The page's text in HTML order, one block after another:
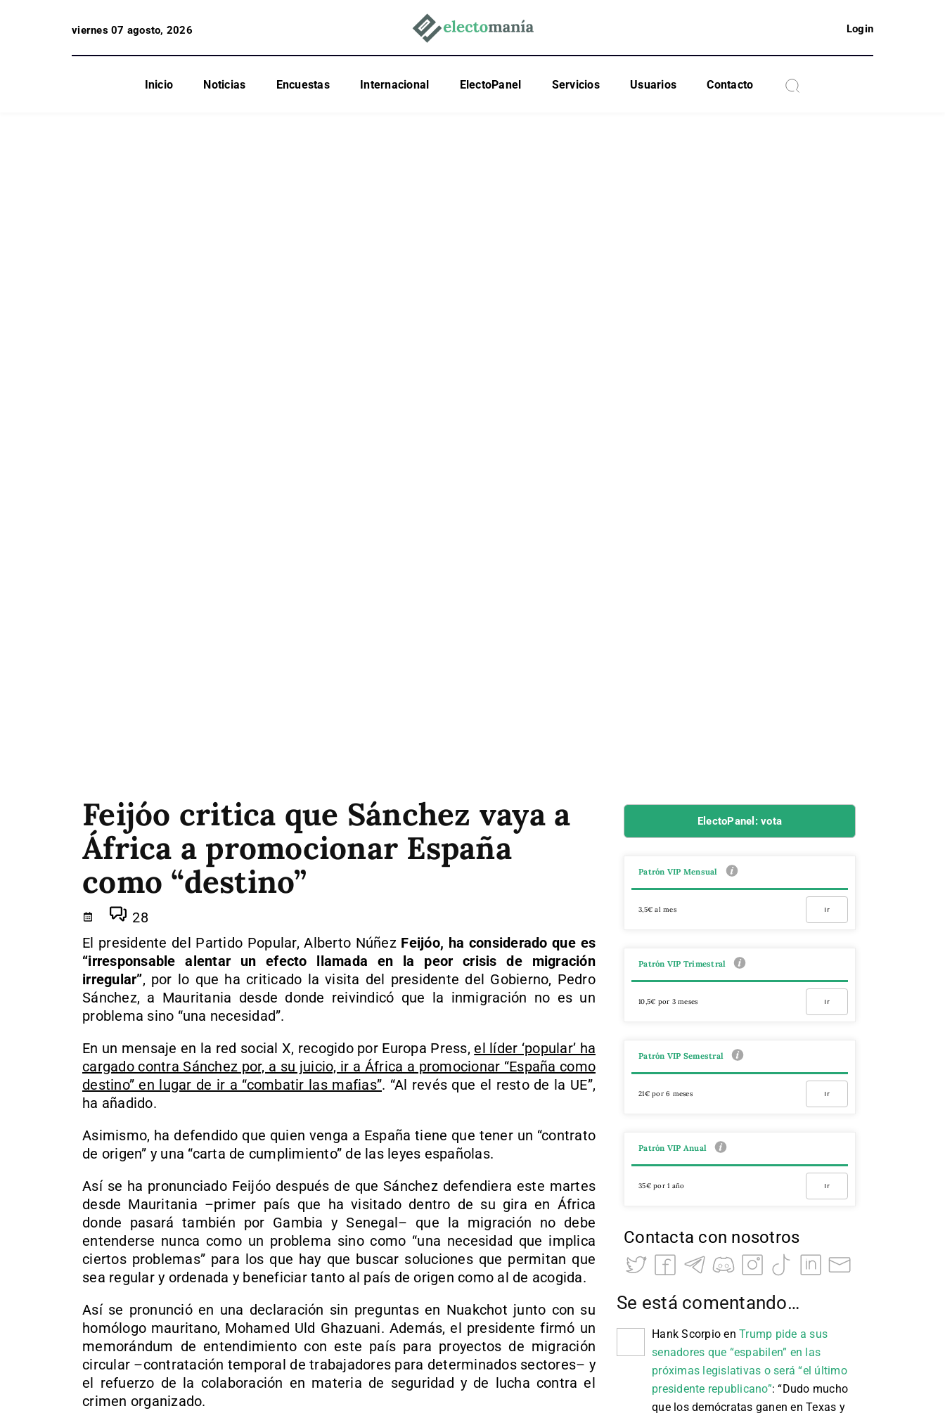
viernes 07 agosto, 2026 Login
Inicio Noticias Encuestas Internacional ElectoPanel Servicios Usuarios Contacto
Feijóo critica que Sánchez vaya a
África a promocionar España
como “destino”
28
El presidente del Partido Popular, Alberto Núñez Feijóo, ha considerado que es
“irresponsable alentar un efecto llamada en la peor crisis de migración
irregular”, por lo que ha criticado la visita del presidente del Gobierno, Pedro
Sánchez, a Mauritania desde donde reivindicó que la inmigración no es un
problema sino “una necesidad”.
En un mensaje en la red social X, recogido por Europa Press, el líder ‘popular’ ha
cargado contra Sánchez por, a su juicio, ir a África a promocionar “España como
destino” en lugar de ir a “combatir las mafias”. “Al revés que el resto de la UE”,
ha añadido.
Asimismo, ha defendido que quien venga a España tiene que tener un “contrato
de origen” y una “carta de cumplimiento” de las leyes españolas.
Así se ha pronunciado Feijóo después de que Sánchez defendiera este martes
desde Mauritania –primer país que ha visitado dentro de su gira en África
donde pasará también por Gambia y Senegal– que la migración no debe
entenderse nunca como un problema sino como “una necesidad que implica
ciertos problemas” para los que hay que buscar soluciones que permitan que
sea regular y ordenada y beneficiar tanto al país de origen como al de acogida.
Así se pronunció en una declaración sin preguntas en Nuakchot junto con su
homólogo mauritano, Mohamed Uld Ghazuani. Además, el presidente firmó un
memorándum de entendimiento con este país para proyectos de migración
circular –contratación temporal de trabajadores para determinados sectores– y
el refuerzo de la colaboración en materia de seguridad y de lucha contra el
crimen organizado.
ElectoPanel: vota
Patrón VIP Mensual
3,5€ al mes Ir
Patrón VIP Trimestral
10,5€ por 3 meses Ir
Patrón VIP Semestral
21€ por 6 meses Ir
Patrón VIP Anual
35€ por 1 año Ir
Contacta con nosotros
Se está comentando…
Hank Scorpio en Trump pide a sus
senadores que “espabilen” en las
próximas legislativas o será “el último
presidente republicano”: “Dudo mucho
que los demócratas ganen en Texas y